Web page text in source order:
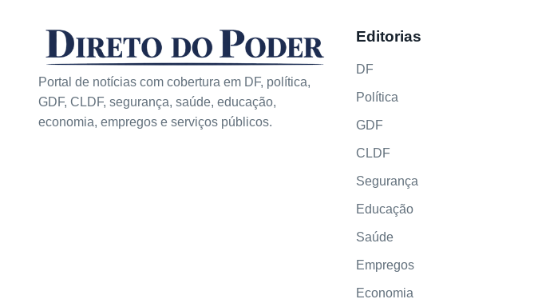
Portal de notícias com cobertura em DF, política,
GDF, CLDF, segurança, saúde, educação,
economia, empregos e serviços públicos.
Editorias
DF
Política
GDF
CLDF
Segurança
Educação
Saúde
Empregos
Economia